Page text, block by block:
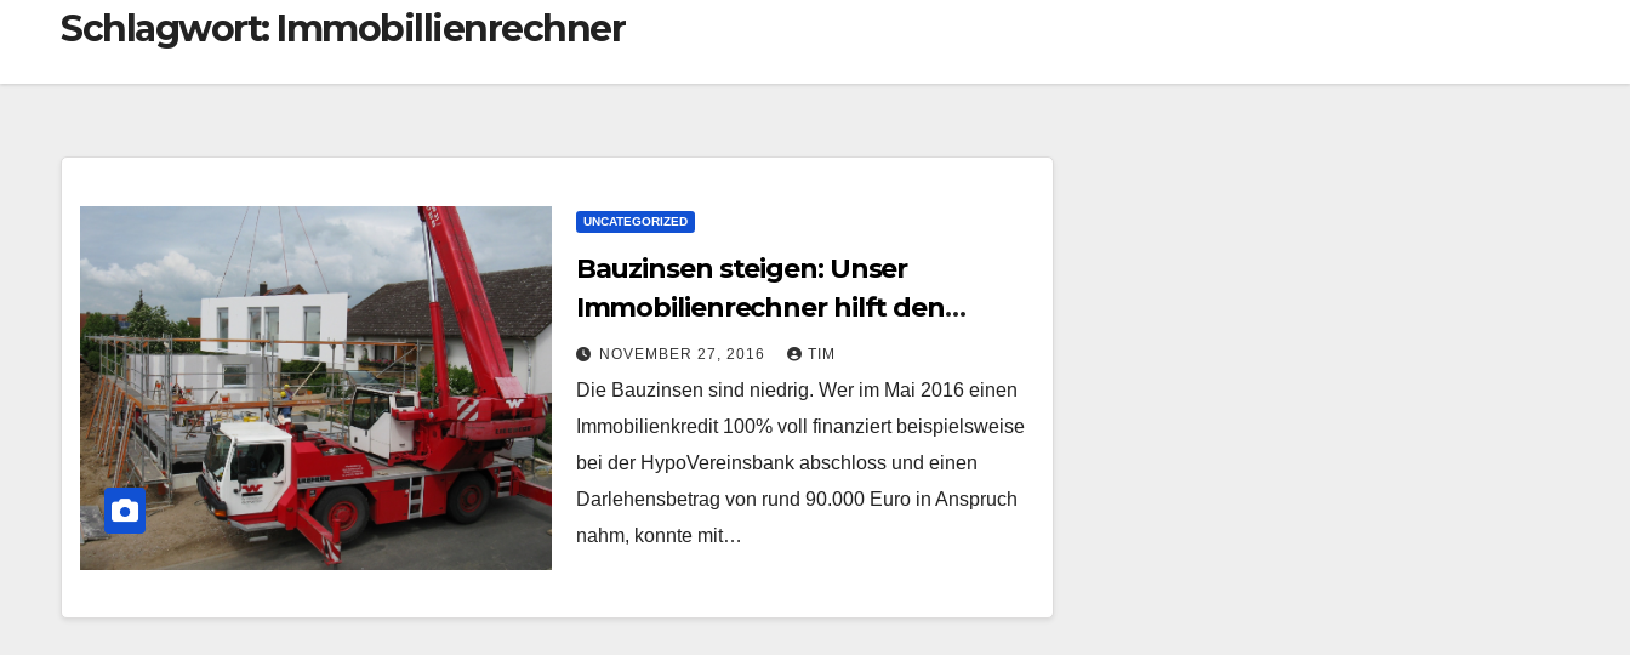
Schlagwort: Immobillienrechner
UNCATEGORIZED
Bauzinsen steigen: Unser
Immobilienrechner hilft den
Überblick zu Ihren Finanzen zu
behalten
NOVEMBER 27, 2016 TIM
Die Bauzinsen sind niedrig. Wer im Mai 2016 einen
Immobilienkredit 100% voll finanziert beispielsweise
bei der HypoVereinsbank abschloss und einen
Darlehensbetrag von rund 90.000 Euro in Anspruch
nahm, konnte mit…